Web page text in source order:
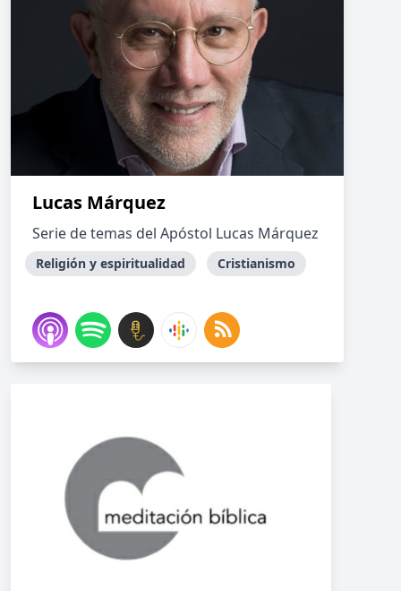
Lucas Márquez
Serie de temas del Apóstol Lucas Márquez
Religión y espiritualidad Cristianismo